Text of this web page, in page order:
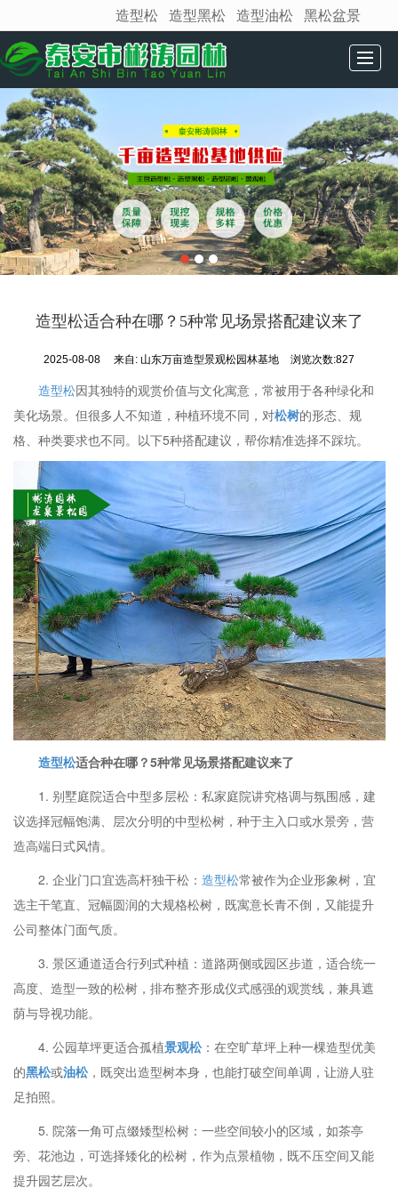
很遗憾，因您的浏览器版本过低导致无法获得最佳浏览体验，推荐下载安装谷歌浏览器！
造型松 造型黑松 造型油松 黑松盆景
网站首页 松树展示 联系我们
造型松适合种在哪？5种常见场景搭配建议来了
2025-08-08 来自: 山东万亩造型景观松园林基地 浏览次数:827
造型松因其独特的观赏价值与文化寓意，常被用于各种绿化和
美化场景。但很多人不知道，种植环境不同，对松树的形态、规
格、种类要求也不同。以下5种搭配建议，帮你精准选择不踩坑。
造型松适合种在哪？5种常见场景搭配建议来了
1. 别墅庭院适合中型多层松：私家庭院讲究格调与氛围感，建
议选择冠幅饱满、层次分明的中型松树，种于主入口或水景旁，营
造高端日式风情。
2. 企业门口宜选高杆独干松： 造型松常被作为企业形象树，宜
选主干笔直、冠幅圆润的大规格松树，既寓意长青不倒，又能提升
公司整体门面气质。
3. 景区通道适合行列式种植：道路两侧或园区步道，适合统一
高度、造型一致的松树，排布整齐形成仪式感强的观赏线，兼具遮
荫与导视功能。
4. 公园草坪更适合孤植景观松：在空旷草坪上种一棵造型优美
的黑松或油松，既突出造型树本身，也能打破空间单调，让游人驻
足拍照。
5. 院落一角可点缀矮型松树：一些空间较小的区域，如茶亭
旁、花池边，可选择矮化的松树，作为点景植物，既不压空间又能
提升园艺层次。